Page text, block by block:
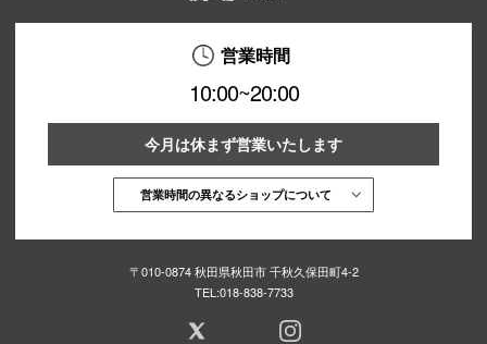
営業時間
10:00~20:00
今月は休まず営業いたします
営業時間の異なるショップについて
〒010-0874 秋田県秋田市 千秋久保田町4-2
TEL:018-838-7733